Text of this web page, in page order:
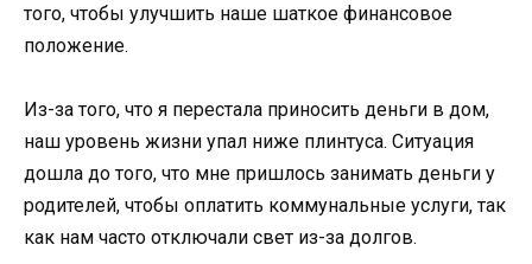
того, чтобы улучшить наше шаткое финансовое
положение.
Из-за того, что я перестала приносить деньги в дом,
наш уровень жизни упал ниже плинтуса. Ситуация
дошла до того, что мне пришлось занимать деньги у
родителей, чтобы оплатить коммунальные услуги, так
как нам часто отключали свет из-за долгов.